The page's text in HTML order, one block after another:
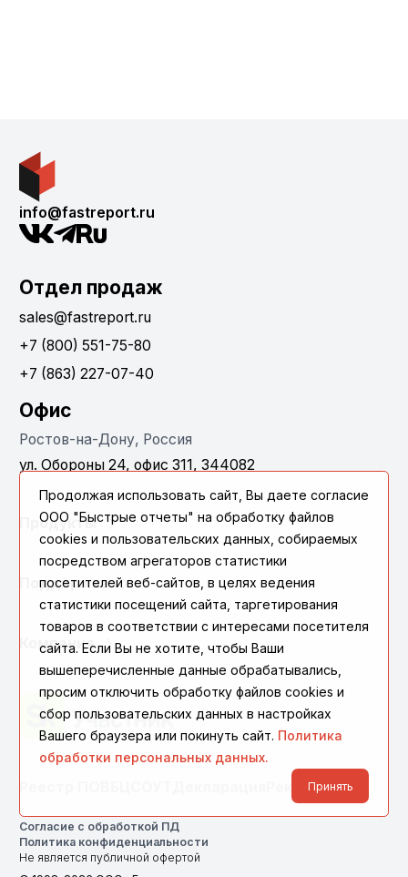
info@fastreport.ru
Отдел продаж
sales@fastreport.ru
+7 (800) 551-75-80
+7 (863) 227-07-40
Офис
Ростов-на-Дону, Россия
ул. Обороны 24, офис 311, 344082
Продукты
Поддержка
Компания
Реквизиты
Согласие с обработкой ПД
Политика конфиденциальности
Не является публичной офертой
Продолжая использовать сайт, Вы даете согласие
ООО "Быстрые отчеты" на обработку файлов
cookies и пользовательских данных, собираемых
посредством агрегаторов статистики
посетителей веб-сайтов, в целях ведения
статистики посещений сайта, таргетирования
товаров в соответствии с интересами посетителя
сайта. Если Вы не хотите, чтобы Ваши
вышеперечисленные данные обрабатывались,
просим отключить обработку файлов cookies и
сбор пользовательских данных в настройках
Вашего браузера или покинуть сайт. Политика
обработки персональных данных.
Принять